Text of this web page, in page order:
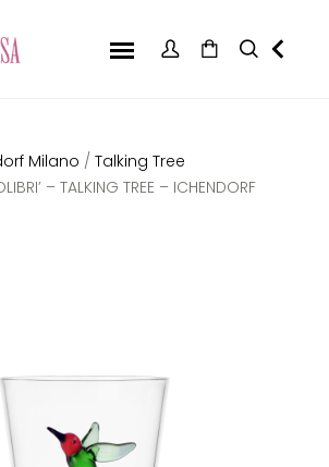
Milano / Talking Tree
– TALKING TREE – ICHENDORF